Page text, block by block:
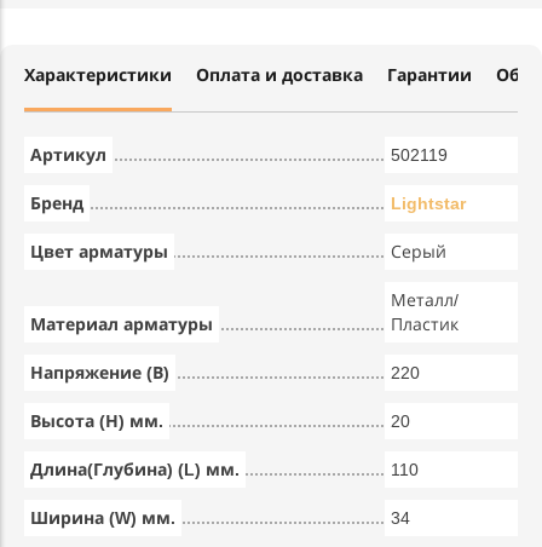
Характеристики Оплата и доставка Гарантии
Артикул 502119
Бренд Lightstar
Цвет арматуры Серый
Материал арматуры
Металл/
Пластик
Напряжение (В) 220
Высота (Н) мм. 20
Длина(Глубина) (L) мм. 110
Ширина (W) мм. 34